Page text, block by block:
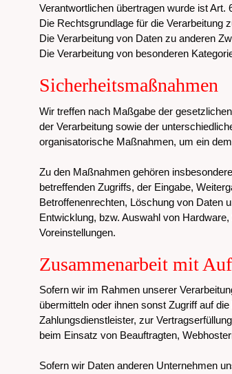
Verantwortlichen übertragen wurde ist Art.
Die Rechtsgrundlage für die Verarbeitung
Die Verarbeitung von Daten zu anderen
Die Verarbeitung von besonderen
Sicherheitsmaßnahmen
Wir treffen nach Maßgabe der
der Verarbeitung sowie der
organisatorische Maßnahmen, um ein
Zu den Maßnahmen gehören
betreffenden Zugriffs, der Eingabe,
Betroffenenrechten, Löschung von Daten
Entwicklung, bzw. Auswahl von
Voreinstellungen.
Zusammenarbeit mit
Sofern wir im Rahmen unserer
übermitteln oder ihnen sonst Zugriff auf
Zahlungsdienstleister, zur
beim Einsatz von Beauftragten,
Sofern wir Daten anderen Unternehmen